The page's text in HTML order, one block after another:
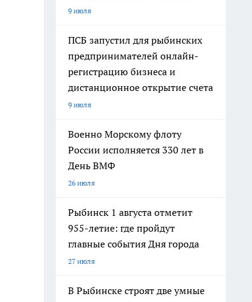
9 июля
ПСБ запустил для рыбинских
предпринимателей онлайн-
регистрацию бизнеса и
дистанционное открытие счета
9 июля
Военно Морскому флоту
России исполняется 330 лет в
День ВМФ
26 июля
Рыбинск 1 августа отметит
955-летие: где пройдут
главные события Дня города
27 июля
В Рыбинске строят две умные